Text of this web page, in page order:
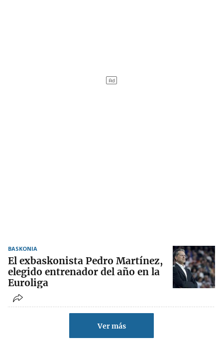
BASKONIA
El exbaskonista Pedro Martínez,
elegido entrenador del año en la
Euroliga
Ver más